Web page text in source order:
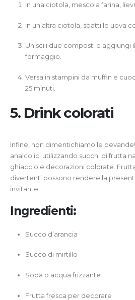
In una ciotola, mescola farina,
In un’altra ciotola, sbatti le uova
Unisci i due composti e aggiungi
formaggio.
Versa in stampini da muffin e
25 minuti.
5. Drink colorati
Infine, non dimentichiamo le
analcolici utilizzando succhi di frutta
ghiaccio e decorazioni colorate.
divertenti possono rendere la
invitante.
Ingredienti:
Succo d’arancia
Succo di mirtillo
Soda o acqua frizzante
Frutta fresca per decorare